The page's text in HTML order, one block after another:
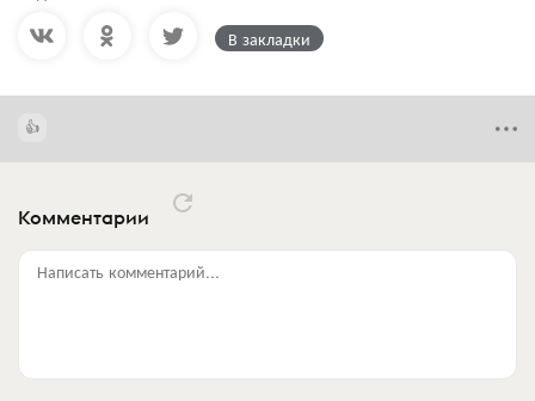
В закладки
Комментарии
Написать комментарий...